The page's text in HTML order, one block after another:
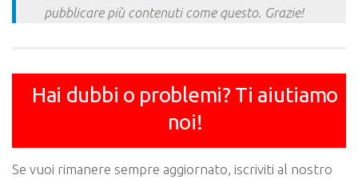
pubblicare più contenuti come questo. Grazie!
Hai dubbi o problemi? Ti aiutiamo
noi!
Se vuoi rimanere sempre aggiornato, iscriviti al nostro